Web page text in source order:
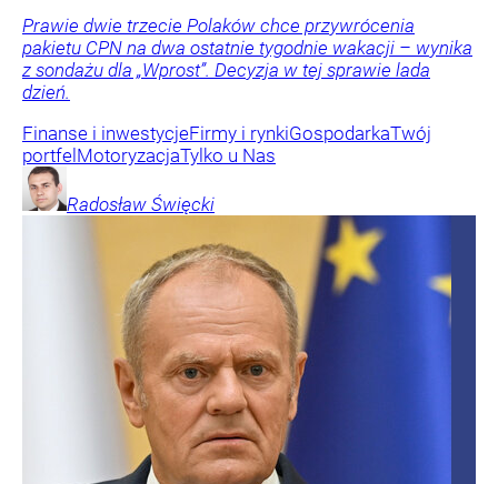
Prawie dwie trzecie Polaków chce przywrócenia
pakietu CPN na dwa ostatnie tygodnie wakacji – wynika
z sondażu dla „Wprost”. Decyzja w tej sprawie lada
dzień.
Finanse i inwestycjeFirmy i rynkiGospodarkaTwój
portfel MotoryzacjaTylko u Nas
Radosław Święcki